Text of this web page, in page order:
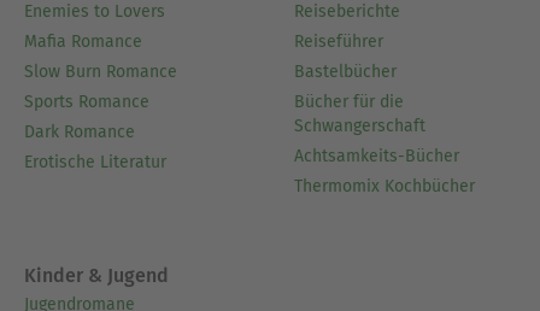
Enemies to Lovers
Mafia Romance
Slow Burn Romance
Sports Romance
Dark Romance
Erotische Literatur
Reiseberichte
Reiseführer
Bastelbücher
Bücher für die
Schwangerschaft
Achtsamkeits-Bücher
Thermomix Kochbücher
Kinder & Jugend
Jugendromane